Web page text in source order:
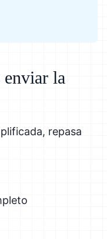
enviar la
repasa